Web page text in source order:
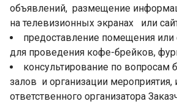
объявлений, размещение
на телевизионных экранах или
предоставление помещения
для проведения кофе-брейков,
консультирование по вопросам
залов и организации мероприятия,
ответственного организатора